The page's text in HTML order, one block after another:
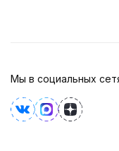
Мы в социальных